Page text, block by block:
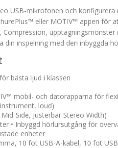
USB-mikrofonen och
eller MOTIV™ appen
inspelning med den inbyggda
bästa ljud i klassen
mobil- och datorapparna för
loud)
Side, Justerbar Stereo Width)
• Inbyggd hörlursutgång för
enheter
10 fot USB-A-kabel, 10 fot